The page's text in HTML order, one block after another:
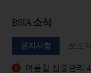
BSIA 소식
공지사항
여름철 집중관리 4대
보도